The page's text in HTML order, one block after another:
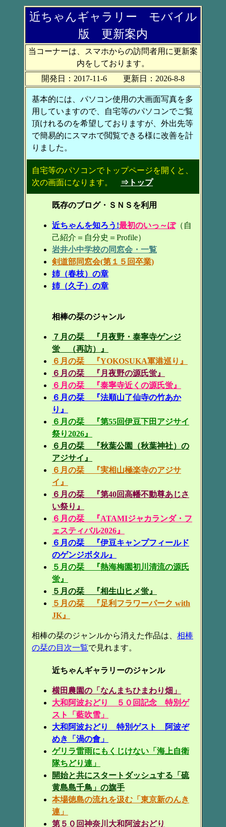
近ちゃんギャラリー モバイル
版 更新案内
当コーナーは、スマホからの訪問者用に更新案
内をしております。
開発日：2017-11-6 更新日：2026-8-8
基本的には、パソコン使用の大画面写真を多
用していますので、自宅等のパソコンでご覧
頂けれるのを希望しておりますが、外出先等
で簡易的にスマホで閲覧できる様に改善を計
りました。
自宅等のパソコンでトップページを開くと、
次の画面になります。
⇒トップ
既存のブログ・ＳＮＳを利用
近ちゃんを知ろう!最初のいっ～ぽ（自
己紹介＝自分史＝Profile）
岩井小中学校の同窓会・一覧
剣道部同窓会(第１５回卒業)
姉（春枝）の章
姉（久子）の章
相棒の栞のジャンル
７月の栞 『月夜野・泰寧寺ゲンジ
蛍 （再訪）』
６月の栞 『YOKOSUKA軍港巡り』
６月の栞 『月夜野の源氏蛍』
６月の栞 『泰寧寺近くの源氏蛍』
６月の栞 『法順山了仙寺の竹あか
り』
６月の栞 『第55回伊豆下田アジサイ
祭り2026』
６月の栞 『秋葉公園（秋葉神社）の
アジサイ』
６月の栞 『実相山極楽寺のアジサ
イ』
６月の栞 『第40回高幡不動尊あじさ
い祭り』
６月の栞 『ATAMIジャカランダ・フ
ェスティバル2026』
６月の栞 『伊豆キャンプフィールド
のゲンジボタル』
５月の栞 『熱海梅園初川清流の源氏
蛍』
５月の栞 『相生山ヒメ蛍』
５月の栞 『足利フラワーパーク with
JK』
相棒の栞のジャンルから消えた作品は、 相棒
の栞の目次一覧で見れます。
近ちゃんギャラリーのジャンル
横田農園の「なんまちひまわり畑」
大和阿波おどり ５０回記念 特別ゲ
スト「藍吹雪」
大和阿波おどり 特別ゲスト 阿波ぞ
めき「渦の會」
ゲリラ雷雨にもくじけない「海上自衛
隊ちどり連」
開始と共にスタートダッシュする「硫
黄島島千鳥」の旗手
本場徳島の流れを汲む「東京新のんき
連」
第５０回神奈川大和阿波おどり